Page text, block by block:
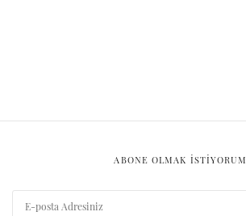
ABONE OLMAK ISTIYORUM